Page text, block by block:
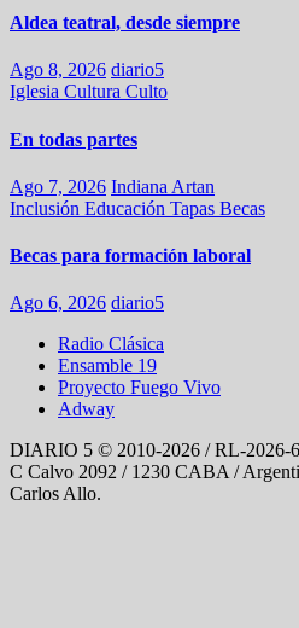
Aldea teatral, desde siempre
Ago 8, 2026 diario5
Iglesia Cultura Culto
En todas partes
Ago 7, 2026 Indiana Artan
Inclusión Educación Tapas Becas
Becas para formación laboral
Ago 6, 2026 diario5
Radio Clásica
Ensamble 19
Proyecto Fuego Vivo
Adway
DIARIO 5 © 2010-2026 / RL-
C Calvo 2092 / 1230 CABA /
Carlos Allo.